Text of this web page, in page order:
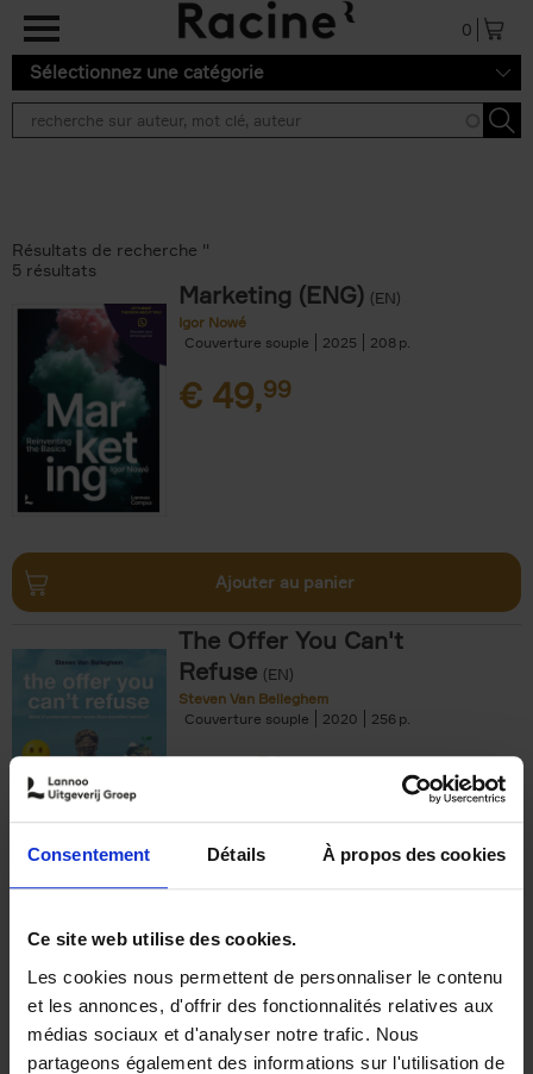
Consentement Détails À propos des cookies
Ce site web utilise des cookies.
Les cookies nous permettent de personnaliser le contenu
et les annonces, d'offrir des fonctionnalités relatives aux
médias sociaux et d'analyser notre trafic. Nous
partageons également des informations sur l'utilisation de
Aller au contenu principal
0
Sélectionnez une catégorie
Résultats de recherche ''
5 résultats
Marketing (ENG) (EN)
Igor Nowé
Couverture souple
2025 208
€ 49,99
Ajouter au panier
The Offer You Can't
Refuse (EN)
Steven Van Belleghem
Couverture souple
2020 256
€37,50
Building Bonds = Building
Business
Jochen Roef Jozefien De Feyter
Carolien Boom
Couverture souple
2025 200